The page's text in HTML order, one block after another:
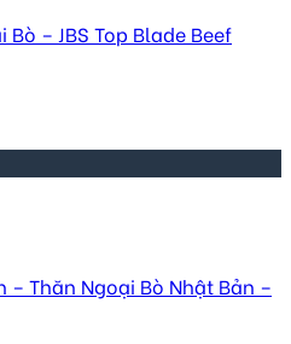
Bò – JBS Top Blade Beef
Thăn Ngoại Bò Nhật Bản –